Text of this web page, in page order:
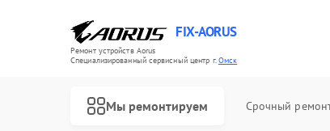
FIX-AORUS
Ремонт устройств Aorus
Специализированный cервисный центр г.Омск
Мы ремонтируем Срочный